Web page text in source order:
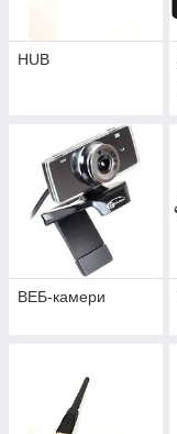
HUB
ВЕБ-камери